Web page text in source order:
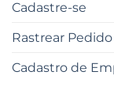
Cadastre-se
Rastrear Pedido
Cadastro de